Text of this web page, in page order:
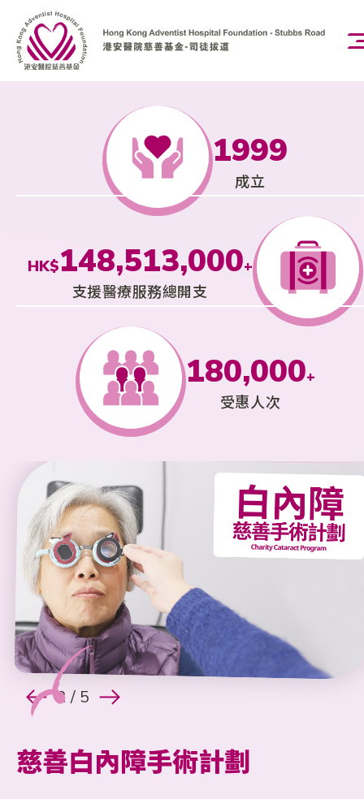
EN繁
主頁
關於我們
慈善計劃
新聞報導及活動花絮
捐款
受惠者感言
1
2
4
5
6
7
9
9
0
9
0
9
0
成立
HK$1
2
4
6
7
8
9
0
4
5
6
7
8
9
0
8
9
0
,5
6
7
8
9
1
2
3
4
5
8
9
0
3
4
5
6
7
8
9
0
,0
1
3
8
9
0
0
1
3
5
6
7
8
9
0
0
1
3
5
6
7
8
9
0
+
支援醫療服務總開支
1
6
7
8
0
8
9
0
1
3
4
6
7
9
,0
1
3
4
6
7
0
1
3
4
6
7
0
3
4
7
+
受惠人次
2/ 5
慈善白內障手術計劃